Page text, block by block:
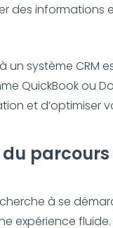
des informations
un système CRM
QuickBook ou
et d’optimiser
à se
expérience